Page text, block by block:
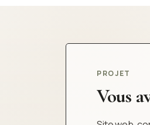
PROJET
Vous